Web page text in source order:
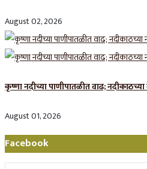
August 02, 2026
कृष्णा नदीच्या पाणीपातळीत वाढ;
August 01, 2026
Facebook